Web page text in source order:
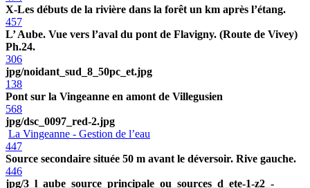
X-Les débuts de la rivière dans la forêt un km après l’étang.
457
L’ Aube. Vue vers l’aval du pont de Flavigny. (Route de Vivey)
Ph.24.
306
jpg/noidant_sud_8_50pc_et.jpg
138
Pont sur la Vingeanne en amont de Villegusien
568
jpg/dsc_0097_red-2.jpg
La Vingeanne - Gestion de l’eau
447
Source secondaire située 50 m avant le déversoir. Rive gauche.
446
jpg/3_l_aube_source_principale_ou_sources_d_ete-1-z2_-